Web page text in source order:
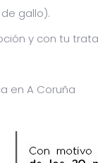
gallo).
y con tu
en A Coruña